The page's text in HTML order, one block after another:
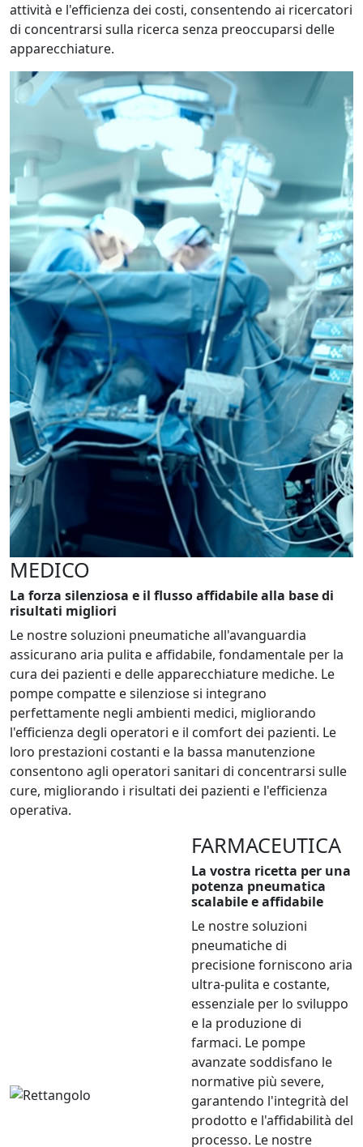
attività e l'efficienza dei costi, consentendo ai ricercatori
di concentrarsi sulla ricerca senza preoccuparsi delle
apparecchiature.
MEDICO
La forza silenziosa e il flusso affidabile alla base di
risultati migliori
Le nostre soluzioni pneumatiche all'avanguardia
assicurano aria pulita e affidabile, fondamentale per la
cura dei pazienti e delle apparecchiature mediche. Le
pompe compatte e silenziose si integrano
perfettamente negli ambienti medici, migliorando
l'efficienza degli operatori e il comfort dei pazienti. Le
loro prestazioni costanti e la bassa manutenzione
consentono agli operatori sanitari di concentrarsi sulle
cure, migliorando i risultati dei pazienti e l'efficienza
operativa.
FARMACEUTICA
La vostra ricetta per una
potenza pneumatica
scalabile e affidabile
Le nostre soluzioni
pneumatiche di
precisione forniscono aria
ultra-pulita e costante,
essenziale per lo sviluppo
e la produzione di
farmaci. Le pompe
avanzate soddisfano le
normative più severe,
garantendo l'integrità del
prodotto e l'affidabilità del
processo. Le nostre